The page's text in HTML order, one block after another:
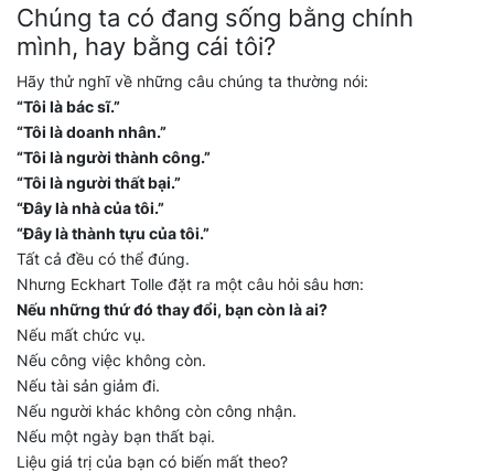
Chúng ta có đang sống bằng chính
mình, hay bằng cái tôi?
Hãy thử nghĩ về những câu chúng ta thường nói:
“Tôi là bác sĩ.”
“Tôi là doanh nhân.”
“Tôi là người thành công.”
“Tôi là người thất bại.”
“Đây là nhà của tôi.”
“Đây là thành tựu của tôi.”
Tất cả đều có thể đúng.
Nhưng Eckhart Tolle đặt ra một câu hỏi sâu hơn:
Nếu những thứ đó thay đổi, bạn còn là ai?
Nếu mất chức vụ.
Nếu công việc không còn.
Nếu tài sản giảm đi.
Nếu người khác không còn công nhận.
Nếu một ngày bạn thất bại.
Liệu giá trị của bạn có biến mất theo?